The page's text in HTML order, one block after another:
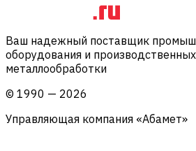
Ваш надежный поставщик
оборудования и
металлообработки
© 1990 — 2026
Управляющая компания «Абамет»